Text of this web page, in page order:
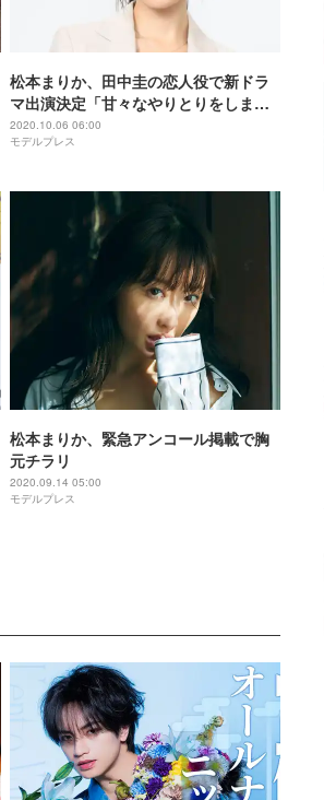
松本まりか、田中圭の恋人役で新ドラ
マ出演決定「甘々なやりとりをしま
す」＜先生を消す方程式。＞
2020.10.06 06:00
モデルプレス
松本まりか、緊急アンコール掲載で胸
元チラリ
2020.09.14 05:00
モデルプレス